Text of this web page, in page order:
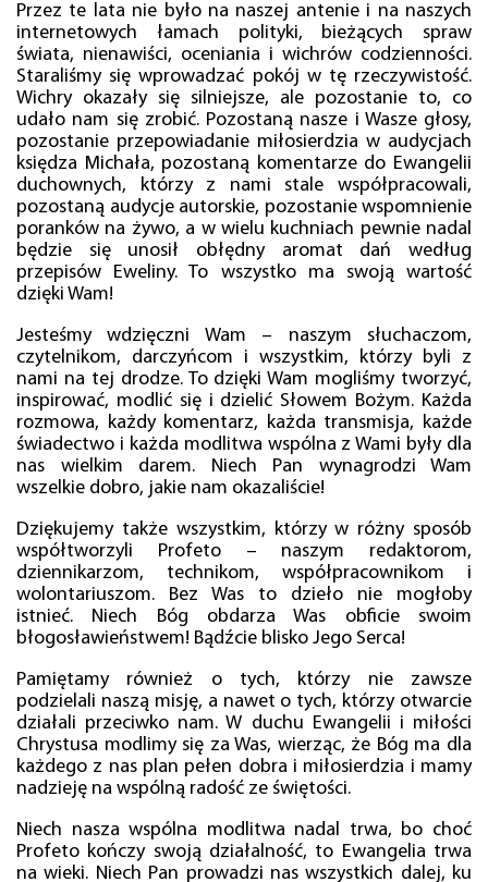
Przez te lata nie było na naszej antenie i na naszych
internetowych łamach polityki, bieżących spraw
świata, nienawiści, oceniania i wichrów codzienności.
Staraliśmy się wprowadzać pokój w tę rzeczywistość.
Wichry okazały się silniejsze, ale pozostanie to, co
udało nam się zrobić. Pozostaną nasze i Wasze głosy,
pozostanie przepowiadanie miłosierdzia w audycjach
księdza Michała, pozostaną komentarze do Ewangelii
duchownych, którzy z nami stale współpracowali,
pozostaną audycje autorskie, pozostanie wspomnienie
poranków na żywo, a w wielu kuchniach pewnie nadal
będzie się unosił obłędny aromat dań według
przepisów Eweliny. To wszystko ma swoją wartość
dzięki Wam!
Jesteśmy wdzięczni Wam – naszym słuchaczom,
czytelnikom, darczyńcom i wszystkim, którzy byli z
nami na tej drodze. To dzięki Wam mogliśmy tworzyć,
inspirować, modlić się i dzielić Słowem Bożym. Każda
rozmowa, każdy komentarz, każda transmisja, każde
świadectwo i każda modlitwa wspólna z Wami były dla
nas wielkim darem. Niech Pan wynagrodzi Wam
wszelkie dobro, jakie nam okazaliście!
Dziękujemy także wszystkim, którzy w różny sposób
współtworzyli Profeto – naszym redaktorom,
dziennikarzom, technikom, współpracownikom i
wolontariuszom. Bez Was to dzieło nie mogłoby
istnieć. Niech Bóg obdarza Was obficie swoim
błogosławieństwem! Bądźcie blisko Jego Serca!
Pamiętamy również o tych, którzy nie zawsze
podzielali naszą misję, a nawet o tych, którzy otwarcie
działali przeciwko nam. W duchu Ewangelii i miłości
Chrystusa modlimy się za Was, wierząc, że Bóg ma dla
każdego z nas plan pełen dobra i miłosierdzia i mamy
nadzieję na wspólną radość ze świętości.
Niech nasza wspólna modlitwa nadal trwa, bo choć
Profeto kończy swoją działalność, to Ewangelia trwa
na wieki. Niech Pan prowadzi nas wszystkich dalej, ku